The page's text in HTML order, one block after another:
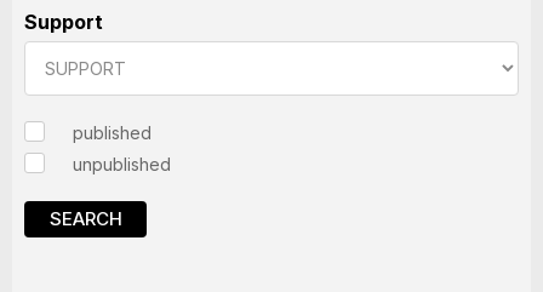
Support
published
unpublished
SEARCH